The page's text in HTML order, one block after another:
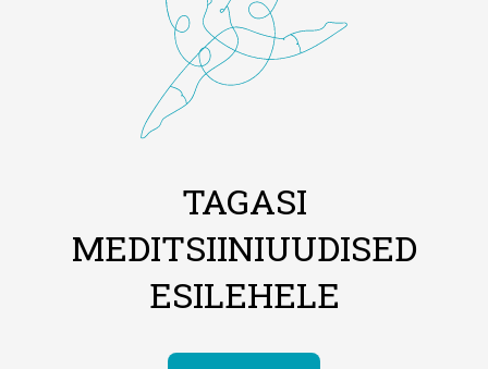
TAGASI
MEDITSIINIUUDISED
ESILEHELE